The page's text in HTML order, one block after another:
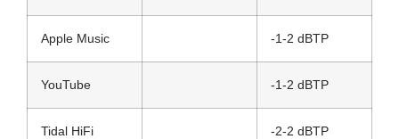
Apple Music -1-2 dBTP
YouTube -1-2 dBTP
Tidal HiFi -2-2 dBTP